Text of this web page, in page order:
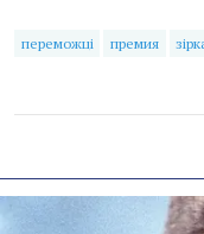
переможці премия